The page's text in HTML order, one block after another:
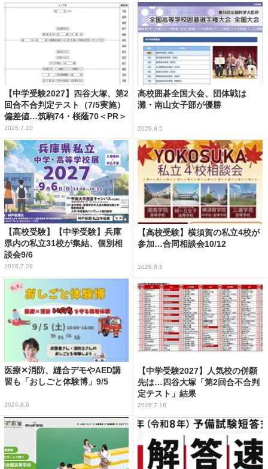
【中学受験2027】四谷大塚、第2
回合不合判定テスト（7/5実施）
偏差値…筑駒74・桜蔭70＜PR＞
2026.7.10
高校囲碁全国大会、団体戦は
灘・南山女子部が優勝
2026.8.5
【高校受験】【中学受験】兵庫
県内の私立31校が集結、個別相
談会9/6
2026.7.28
【高校受験】横須賀の私立4校が
参加…合同相談会10/12
2026.8.5
医療✕消防、縫合デモやAED講
習も「おしごと体験博」9/5
2026.8.6
【中学受験2027】人気校の併願
先は…四谷大塚「第2回合不合判
定テスト」結果
2026.7.16